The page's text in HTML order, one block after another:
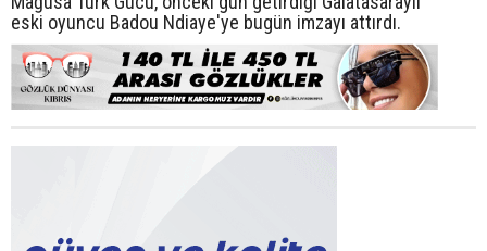
eski oyuncu Badou Ndiaye'ye bugün imzayı attırdı.